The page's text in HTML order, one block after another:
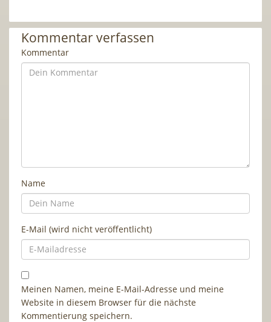
Kommentar verfassen
Kommentar
Name
E-Mail (wird nicht veröffentlicht)
Meinen Namen, meine E-Mail-Adresse und meine
Website in diesem Browser für die nächste
Kommentierung speichern.